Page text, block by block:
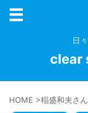
日
clear
HOME >稲盛和夫さん